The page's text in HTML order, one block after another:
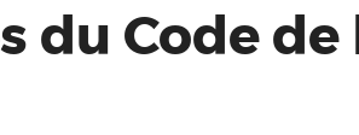
du Code